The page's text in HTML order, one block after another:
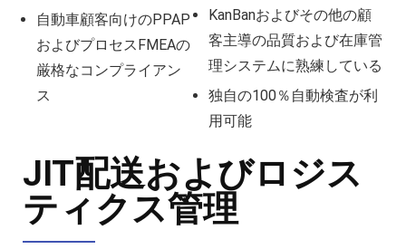
自動車顧客向けのPPAP
およびプロセスFMEAの
厳格なコンプライアン
ス
KanBanおよびその他の顧
客主導の品質および在庫管
理システムに熟練している
独自の100％自動検査が利
用可能
JIT配送およびロジス
ティクス管理